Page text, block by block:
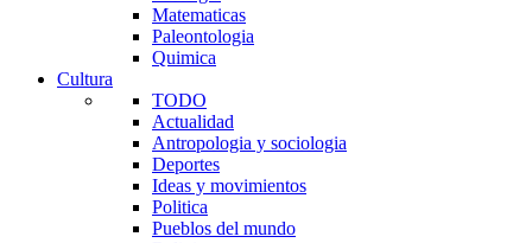
Matematicas
Paleontologia
Quimica
Cultura
TODO
Actualidad
Antropologia y sociologia
Deportes
Ideas y movimientos
Politica
Pueblos del mundo